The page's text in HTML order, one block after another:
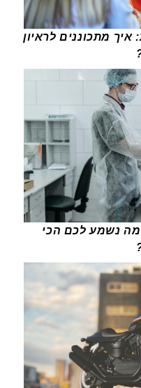
מתכוננים לראיון
מה נשמע לכם הכי